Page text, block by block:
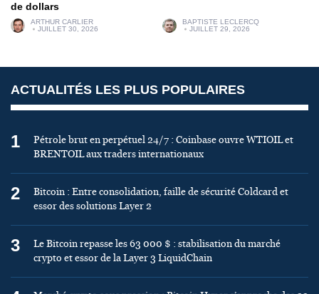
de dollars
ARTHUR CARLIER
JUILLET 30, 2026
BAPTISTE LECLERCQ
JUILLET 29, 2026
ACTUALITÉS LES PLUS POPULAIRES
1
Pétrole brut en perpétuel 24/7 : Coinbase ouvre WTIOIL et
BRENTOIL aux traders internationaux
2
Bitcoin : Entre consolidation, faille de sécurité Coldcard et
essor des solutions Layer 2
3
Le Bitcoin repasse les 63 000 $ : stabilisation du marché
crypto et essor de la Layer 3 LiquidChain